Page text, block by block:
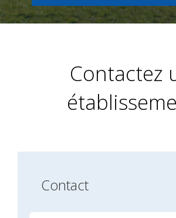
Contactez
Contact